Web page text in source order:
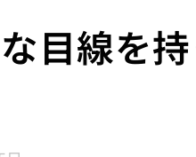
目線を持